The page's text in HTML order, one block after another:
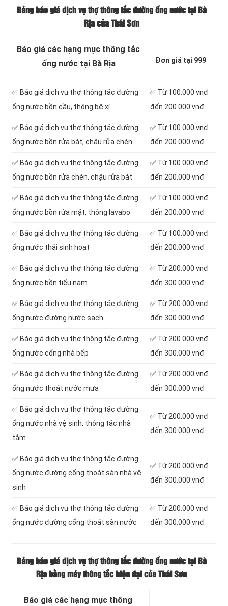
Bảng báo giá dịch vụ thợ thông tắc đường ống nước tại Bà
Rịa của Thái Sơn
Báo giá các hạng mục thông tắc
ống nước tại Bà Rịa
Đơn giá tại 999
✅ Báo giá dịch vụ thợ thông tắc đường
ống nước bồn cầu, thông bệ xí
✅ Từ 100.000 vnđ
đến 200.000 vnđ
✅ Báo giá dịch vụ thợ thông tắc đường
ống nước bồn rửa bát, chậu rửa chén
✅ Từ 100.000 vnđ
đến 200.000 vnđ
✅ Báo giá dịch vụ thợ thông tắc đường
ống nước bồn rửa chén, chậu rửa bát
✅ Từ 100.000 vnđ
đến 200.000 vnđ
✅ Báo giá dịch vụ thợ thông tắc đường
ống nước bồn rửa mặt, thông lavabo
✅ Từ 100.000 vnđ
đến 200.000 vnđ
‎✅ Báo giá dịch vụ thợ thông tắc đường
ống nước thải sinh hoạt
✅ Từ 100.000 vnđ
đến 200.000 vnđ
✅ Báo giá dịch vụ thợ thông tắc đường
ống nước bồn tiểu nam
✅ Từ 200.000 vnđ
đến 300.000 vnđ
✅ Báo giá dịch vụ thợ thông tắc đường
ống nước đường nước sạch
✅ Từ 200.000 vnđ
đến 300.000 vnđ
✅ Báo giá dịch vụ thợ thông tắc đường
ống nước cống nhà bếp
✅ Từ 200.000 vnđ
đến 300.000 vnđ
✅ Báo giá dịch vụ thợ thông tắc đường
ống nước thoát nước mưa
✅ Từ 200.000 vnđ
đến 300.000 vnđ
✅ Báo giá dịch vụ thợ thông tắc đường
ống nước nhà vệ sinh, thông tắc nhà
tắm
✅ Từ 200.000 vnđ
đến 300.000 vnđ
✅ Báo giá dịch vụ thợ thông tắc đường
ống nước đường cống thoát sàn nhà vệ
sinh
✅ Từ 200.000 vnđ
đến 300.000 vnđ
✅ Báo giá dịch vụ thợ thông tắc đường
ống nước đường cống thoát sàn nước
✅ Từ 200.000 vnđ
đến 300.000 vnđ
Bảng báo giá dịch vụ thợ thông tắc đường ống nước tại Bà
Rịa bằng máy thông tắc hiện đại của Thái Sơn
Báo giá các hạng mục thông